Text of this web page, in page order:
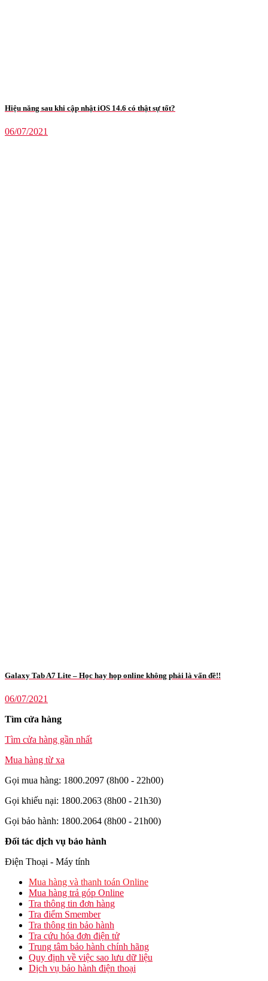
Hiệu năng sau khi cập nhật iOS 14.6 có thật sự tốt?
06/07/2021
Galaxy Tab A7 Lite – Học hay họp online không phải là vấn đề!!
06/07/2021
Tìm cửa hàng
Tìm cửa hàng gần nhất
Mua hàng từ xa
Gọi mua hàng: 1800.2097 (8h00 - 22h00)
Gọi khiếu nại: 1800.2063 (8h00 - 21h30)
Gọi bảo hành: 1800.2064 (8h00 - 21h00)
Đối tác dịch vụ bảo hành
Điện Thoại - Máy tính
Mua hàng và thanh toán Online
Mua hàng trả góp Online
Tra thông tin đơn hàng
Tra điểm Smember
Tra thông tin bảo hành
Tra cứu hóa đơn điện tử
Trung tâm bảo hành chính hãng
Quy định về việc sao lưu dữ liệu
Dịch vụ bảo hành điện thoại